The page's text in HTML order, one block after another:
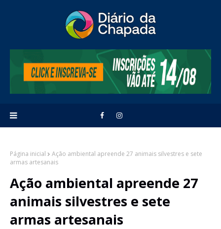
Página inicial
Ação ambiental apreende 27 animais silvestres e sete
armas artesanais
Ação ambiental apreende 27
animais silvestres e sete
armas artesanais